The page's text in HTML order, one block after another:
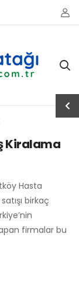
Kiralama
Hasta
birkaç
firmalar bu